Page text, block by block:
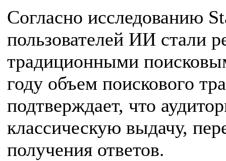
Согласно исследованию
пользователей ИИ стали
традиционными
году объем поискового
подтверждает, что
классическую выдачу,
получения ответов.